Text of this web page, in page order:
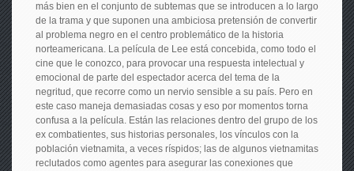
más bien en el conjunto de subtemas que se introducen a lo largo
de la trama y que suponen una ambiciosa pretensión de convertir
al problema negro en el centro problemático de la historia
norteamericana. La película de Lee está concebida, como todo el
cine que le conozco, para provocar una respuesta intelectual y
emocional de parte del espectador acerca del tema de la
negritud, que recorre como un nervio sensible a su país. Pero en
este caso maneja demasiadas cosas y eso por momentos torna
confusa a la película. Están las relaciones dentro del grupo de los
ex combatientes, sus historias personales, los vínculos con la
población vietnamita, a veces ríspidos; las de algunos vietnamitas
reclutados como agentes para asegurar las conexiones que